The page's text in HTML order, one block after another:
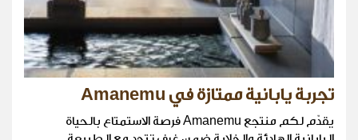
تجربة يابانية ممتازة في Amanemu
يقدّم لكم منتجع Amanemu فرصة الاستمتاع بالحياة